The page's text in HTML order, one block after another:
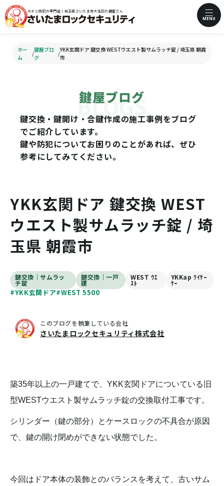
カギと防犯の専門店｜埼玉県さいたま市大宮区の鍵屋さん
MENU
ホー
ム
/
鍵屋ブロ
グ
/
YKK玄関ドア 鍵交換 WESTウエスト製サムラッチ錠 / 埼玉県 朝霞
市
鍵屋ブログ
鍵交換・鍵開け・合鍵作成の施工事例をブログ
でご紹介しています。
鍵や防犯についてお困りのことがあれば、ぜひ
参考にしてみてください。
YKK玄関ドア 鍵交換 WEST
ウエスト製サムラッチ錠 / 埼
玉県 朝霞市
鍵交換｜サムラッ
チ錠
鍵交換｜一戸
建
WEST ｳｴ
ｽﾄ
YKKap ﾜｲｹｰ
ｹｰ
#YKK玄関ドア#WEST 5500
このブログを執筆している会社
さいたまロックセキュリティ株式会社
築35年以上の一戸建てで、YKK玄関ドアについている旧
型WESTウエスト製サムラッチ錠の交換取付工事です。
シリンダー（鍵の部分）とケースロックの不具合が原因
で、鍵の開け閉めができない状態でした。
今回はドア本体の装飾とのバランスを考えて、古いサム